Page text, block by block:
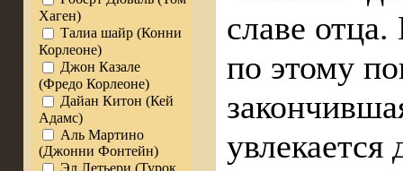
Хаген)
Талиа шайр (Конни
Корлеоне)
Джон Казале
(Фредо Корлеоне)
Дайан Китон (Кей
Адамс)
Аль Мартино
(Джонни Фонтейн)
славе отца.
по этому
увлекается